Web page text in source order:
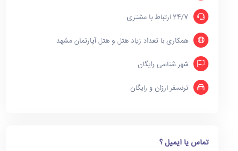
24/7 ارتباط با مشتری
همکاری با تعداد زیاد هتل و هتل آپارتمان مشهد
شهر شناسی رایگان
ترنسفر ارزان و رایگان
تماس یا ایمیل ؟